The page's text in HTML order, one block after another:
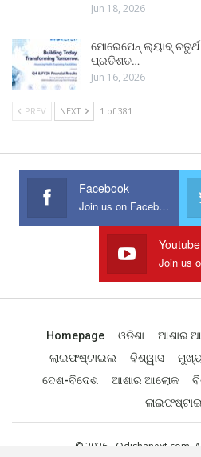
Jun 18, 2026
ମୋରେପେନ୍ ଲ୍ୟାବ୍
ପ୍ରତିଶତ…
Jun 16, 2026
PREV NEXT 1 of 381
Facebook
Join us on Facebook
Youtube
Join us
Homepage ଓଡିଶା ଆଶାର
ଲାଇଫଷ୍ଟାଇଲ
ବିଶ୍ୱାସ
ଦେଶ-ବିଦେଶ
ଆଶାର ଆଲୋକ
© 2026 - Odishanext.com.